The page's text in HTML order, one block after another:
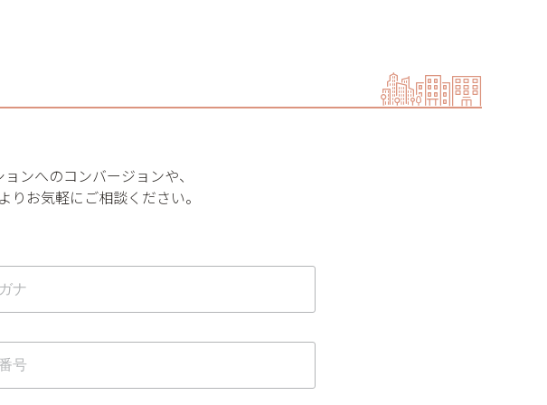
ンへのコンバージョンや、
お気軽にご相談ください。